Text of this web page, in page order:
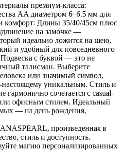
премиум-класса:
AA диаметром 6–6.5 мм для
комфорт: Длины 35/40/45см плюс
на замочке —
идеально ложится на шею,
и удобный для повседневного
с буквой — это не
талисман. Выберите
или значимый символ,
настоящему уникальным. Стиль и
гармонично сочетается с casual-
офисным стилем. Идеальный
— на день рождения,
произведенная в
стиль и доступность.
магию персонализированных